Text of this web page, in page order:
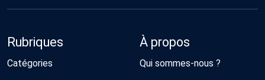
Rubriques
Catégories
À propos
Qui sommes-nous ?